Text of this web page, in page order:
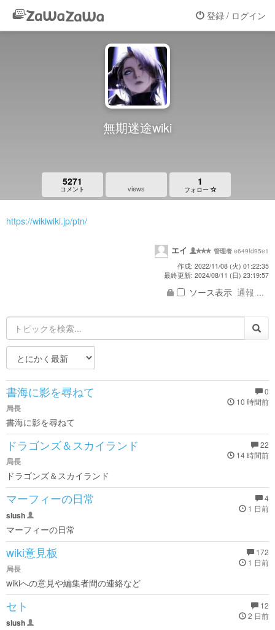
登録 / ログイン
無期迷途wiki
5271
コメント views
1
フォロー
https://wikiwiki.jp/ptn/
エイ 管理者 e649fd95e1
作成: 2022/11/08 (火) 01:22:35
最終更新: 2024/08/11 (日) 23:19:57
ソース表示 通報 ...
0
10 時間前
書海に影を尋ねて
局長
書海に影を尋ねて
22
14 時間前
ドラゴンズ＆スカイランド
局長
ドラゴンズ＆スカイランド
4
1 日前
マーフィーの日常
slush
マーフィーの日常
172
1 日前
wiki意見板
局長
wikiへの意見や編集者間の連絡など
12
2 日前
セト
slush